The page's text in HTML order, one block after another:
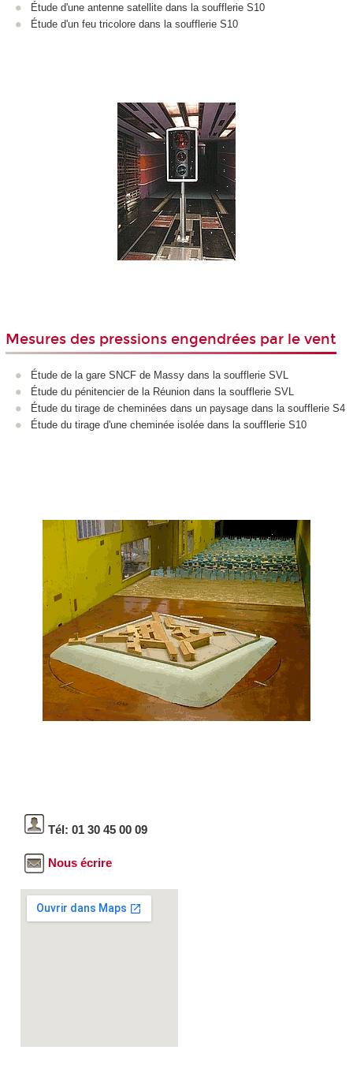
Étude d'une antenne satellite dans la soufflerie S10
Étude d'un feu tricolore dans la soufflerie S10
Mesures des pressions engendrées par le vent
Étude de la gare SNCF de Massy dans la soufflerie SVL
Étude du pénitencier de la Réunion dans la soufflerie SVL
Étude du tirage de cheminées dans un paysage dans la soufflerie S4
Étude du tirage d'une cheminée isolée dans la soufflerie S10
Tél: 01 30 45 00 09
Nous écrire